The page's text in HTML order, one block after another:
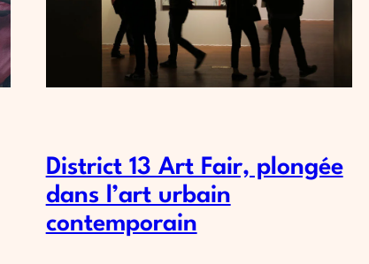
District 13 Art Fair, plongée
dans l’art urbain
contemporain